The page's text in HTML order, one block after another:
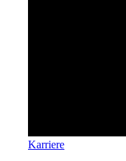
Karriere